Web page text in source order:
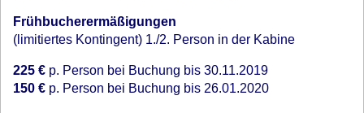
Frühbucherermäßigungen
(limitiertes Kontingent) 1./2. Person in der Kabine
225 € p. Person bei Buchung bis 30.11.2019
150 € p. Person bei Buchung bis 26.01.2020